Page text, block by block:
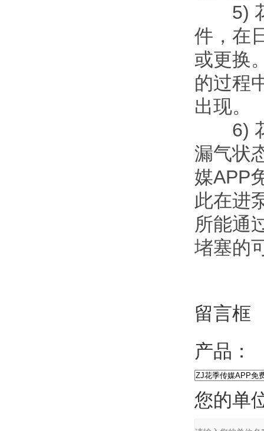
5) 花
件，
或更换
的过程
出现。
6) 花
漏气状
媒APP
此在进
所能通
堵塞的可
留言框
产品：
您的单位